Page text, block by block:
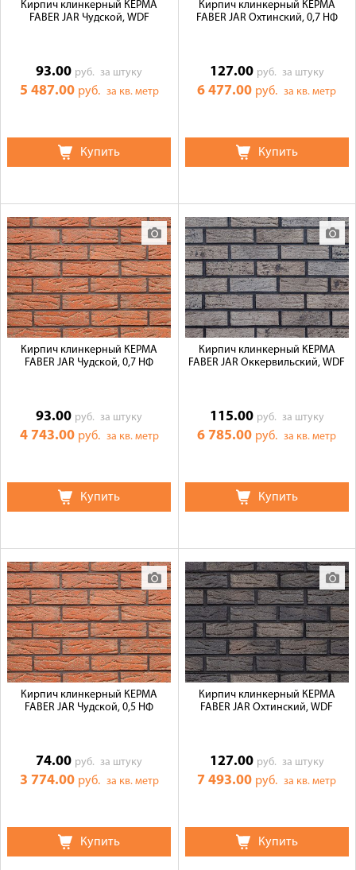
Кирпич клинкерный КЕРМА
FABER JAR Чудской, WDF
93.00 руб.за штуку
5 487.00 руб. за кв. метр
Купить
Кирпич клинкерный КЕРМА
FABER JAR Охтинский, 0,7 НФ
127.00 руб. за штуку
6 477.00 руб.за кв. метр
Купить
Кирпич клинкерный КЕРМА
FABER JAR Чудской, 0,7 НФ
93.00 руб.за штуку
4 743.00 руб. за кв. метр
Купить
Кирпич клинкерный КЕРМА
FABER JAR Оккервильский, WDF
115.00 руб. за штуку
6 785.00 руб.за кв. метр
Купить
Кирпич клинкерный КЕРМА
FABER JAR Чудской, 0,5 НФ
74.00 руб.за штуку
3 774.00 руб. за кв. метр
Купить
Кирпич клинкерный КЕРМА
FABER JAR Охтинский, WDF
127.00 руб. за штуку
7 493.00 руб.за кв. метр
Купить